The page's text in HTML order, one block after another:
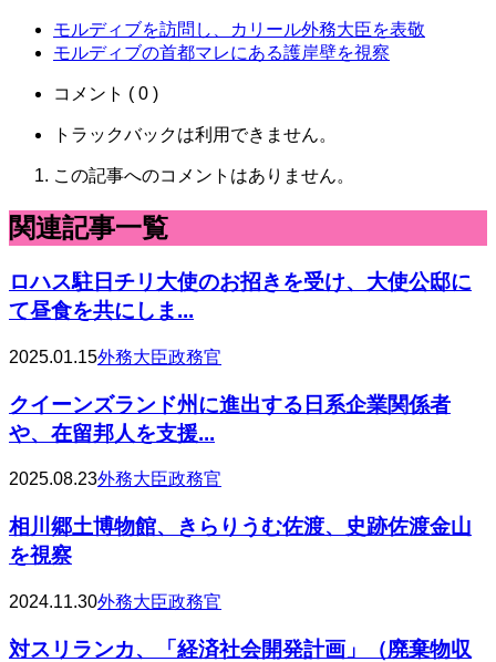
モルディブを訪問し、カリール外務大臣を表敬
モルディブの首都マレにある護岸壁を視察
コメント ( 0 )
トラックバックは利用できません。
この記事へのコメントはありません。
関連記事一覧
ロハス駐日チリ大使のお招きを受け、大使公邸に
て昼食を共にしま...
2025.01.15外務大臣政務官
クイーンズランド州に進出する日系企業関係者
や、在留邦人を支援...
2025.08.23外務大臣政務官
相川郷土博物館、きらりうむ佐渡、史跡佐渡金山
を視察
2024.11.30外務大臣政務官
対スリランカ、「経済社会開発計画」（廃棄物収